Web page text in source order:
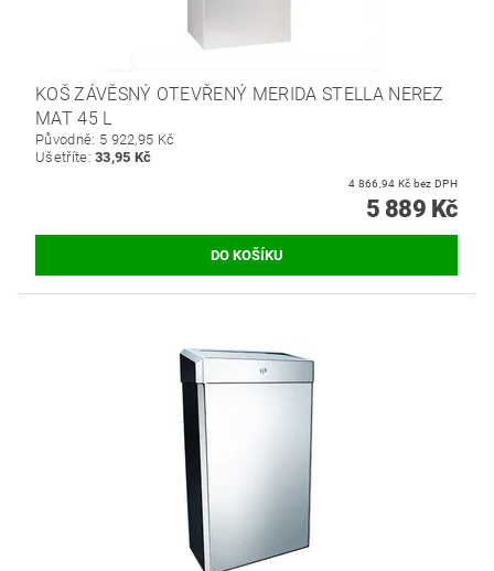
KOŠ ZÁVĚSNÝ OTEVŘENÝ MERIDA STELLA NEREZ
MAT 45 L
Původně: 5 922,95 Kč
Ušetříte:33,95 Kč
4 866,94 Kč bez DPH
5 889 Kč